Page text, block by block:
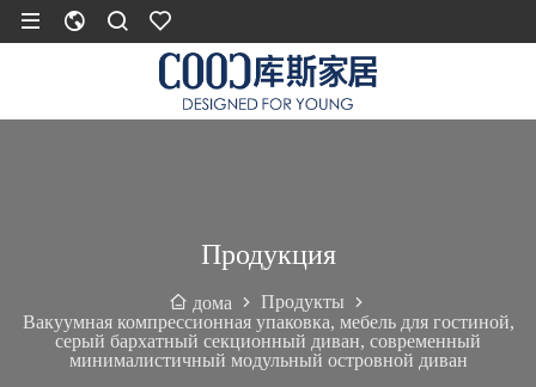
Продукция
дома
Продукты
Вакуумная компрессионная упаковка, мебель для гостиной,
серый бархатный секционный диван, современный
минималистичный модульный островной диван